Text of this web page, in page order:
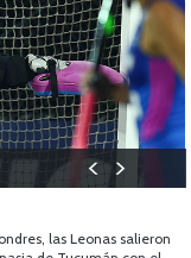
las Leonas salieron